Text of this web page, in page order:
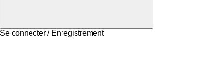
Se connecter / Enregistrement